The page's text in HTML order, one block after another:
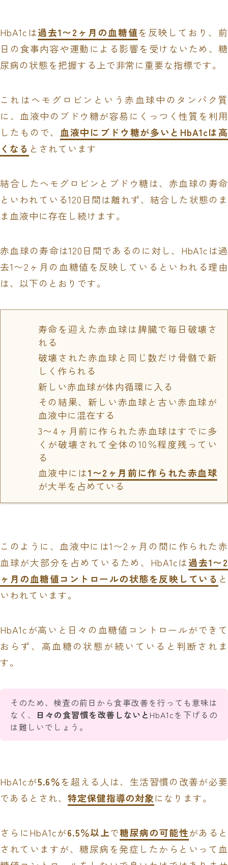
HbA1cは過去1〜2ヶ月の血糖値を反映しており、前
日の食事内容や運動による影響を受けないため、糖
尿病の状態を把握する上で非常に重要な指標です。
これはヘモグロビンという赤血球中のタンパク質
に、血液中のブドウ糖が容易にくっつく性質を利用
したもので、 血液中にブドウ糖が多いとHbA1cは高
くなる とされています
結合したヘモグロビンとブドウ糖は、赤血球の寿命
といわれている120日間は離れず、結合した状態のま
ま血液中に存在し続けます。
赤血球の寿命は120日間であるのに対し、HbA1cは過
去1〜2ヶ月の血糖値を反映しているといわれる理由
は、以下のとおりです。
寿命を迎えた赤血球は脾臓で毎日破壊さ
れる
破壊された赤血球と同じ数だけ骨髄で新
しく作られる
新しい赤血球が体内循環に入る
その結果、新しい赤血球と古い赤血球が
血液中に混在する
3〜4ヶ月前に作られた赤血球はすでに多
くが破壊されて全体の10％程度残ってい
る
血液中には1〜2ヶ月前に作られた赤血球
が大半を占めている
このように、血液中には1〜2ヶ月の間に作られた赤
血球が大部分を占めているため、HbA1cは過去1〜2
ヶ月の血糖値コントロールの状態を反映している と
いわれています。
HbA1cが高いと日々の血糖値コントロールができて
おらず、高血糖の状態が続いていると判断されま
す。
そのため、検査の前日から食事改善を行っても意味は
なく、
日々の食習慣を改善しないと HbA1cを下げるの
は難しいでしょう。
HbA1cが5.6％を超える人は、生活習慣の改善が必要
であるとされ、 特定保健指導の対象になります。
さらにHbA1cが6.5％以上で糖尿病の可能性があると
されていますが、糖尿病を発症したからといって血